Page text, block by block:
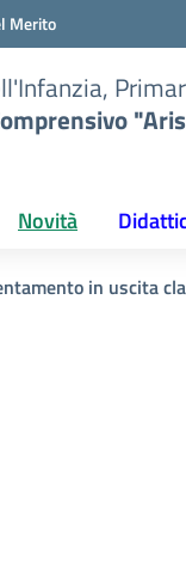
Merito
Novità
in uscita